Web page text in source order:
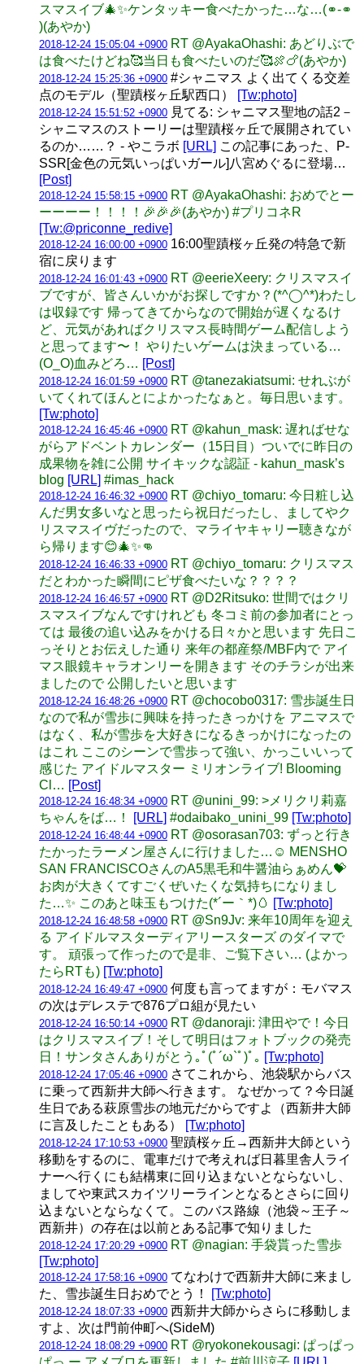
スマスイブ🎄✨ケンタッキー食べたかった…な…(⚭-⚭
)(あやか)
2018-12-24 15:05:04 +0900 RT @AyakaOhashi: あどりぶで
は食べたけどね🥰当日も食べたいのだ🥰🍖🍗(あやか)
2018-12-24 15:25:36 +0900 #シャニマス よく出てくる交差
点のモデル（聖蹟桜ヶ丘駅西口）
[Tw:photo]
2018-12-24 15:51:52 +0900 見てる: シャニマス聖地の話2－
シャニマスのストーリーは聖蹟桜ヶ丘で展開されてい
るのか……？ - やこラボ [URL] この記事にあった、P-
SSR[金色の元気いっぱいガール]八宮めぐるに登場…
[Post]
2018-12-24 15:58:15 +0900 RT @AyakaOhashi: おめでとー
ーーーー！！！！🎉🎉🎉(あやか) #プリコネR
[Tw:@priconne_redive]
2018-12-24 16:00:00 +0900 16:00聖蹟桜ヶ丘発の特急で新
宿に戻ります
2018-12-24 16:01:43 +0900 RT @eerieXeery: クリスマスイ
ブですが、皆さんいかがお探しですか？(*^◯^*)わたし
は収録です 帰ってきてからなので開始が遅くなるけ
ど、元気があればクリスマス長時間ゲーム配信しよう
と思ってます〜！ やりたいゲームは決まっている…
(O_O)血みどろ… [Post]
2018-12-24 16:01:59 +0900 RT @tanezakiatsumi: せれぶが
いてくれてほんとによかったなぁと。毎日思います。
[Tw:photo]
2018-12-24 16:45:46 +0900 RT @kahun_mask: 遅ればせな
がらアドベントカレンダー（15日目）ついでに昨日の
成果物を雑に公開 サイキックな認証 - kahun_mask’s
blog [URL] #imas_hack
2018-12-24 16:46:32 +0900 RT @chiyo_tomaru: 今日粧し込
んだ男女多いなと思ったら祝日だったし、ましてやク
リスマスイヴだったので、マライヤキャリー聴きなが
ら帰ります😊🎄✨👊
2018-12-24 16:46:33 +0900 RT @chiyo_tomaru: クリスマス
だとわかった瞬間にピザ食べたいな？？？？
2018-12-24 16:46:57 +0900 RT @D2Ritsuko: 世間ではクリ
スマスイブなんですけれども 冬コミ前の参加者にとっ
ては 最後の追い込みをかける日々かと思います 先日こ
っそりとお伝えした通り 来年の都産祭/MBF内で アイ
マス眼鏡キャラオンリーを開きます そのチラシが出来
ましたので 公開したいと思います
2018-12-24 16:48:26 +0900 RT @chocobo0317: 雪歩誕生日
なので私が雪歩に興味を持ったきっかけを アニマスで
はなく、私が雪歩を大好きになるきっかけになったの
はこれ ここのシーンで雪歩って強い、かっこいいって
感じた アイドルマスター ミリオンライブ! Blooming
Cl… [Post]
2018-12-24 16:48:34 +0900 RT @unini_99: >メリクリ莉嘉
ちゃんをば…！
[URL] #odaibako_unini_99 [Tw:photo]
2018-12-24 16:48:44 +0900 RT @osorasan703: ずっと行き
たかったラーメン屋さんに行けました…☺️ MENSHO
SAN FRANCISCOさんのA5黒毛和牛醤油らぁめん💝
お肉が大きくてすごくぜいたくな気持ちになりまし
た…✨ このあと味玉もつけた(*´ー｀*)🥚 [Tw:photo]
2018-12-24 16:48:58 +0900 RT @Sn9Jv: 来年10周年を迎え
る アイドルマスターディアリースターズ のダイマで
す。 頑張って作ったので是非、ご覧下さい… (よかっ
たらRTも) [Tw:photo]
2018-12-24 16:49:47 +0900 何度も言ってますが：モバマス
の次はデレステで876プロ組が見たい
2018-12-24 16:50:14 +0900 RT @danoraji: 津田やで！今日
はクリスマスイブ！そして明日はフォトブックの発売
日！サンタさんありがとう｡ﾟ(ﾟ´ω`ﾟ)ﾟ｡ [Tw:photo]
2018-12-24 17:05:46 +0900 さてこれから、池袋駅からバス
に乗って西新井大師へ行きます。 なぜかって？今日誕
生日である萩原雪歩の地元だからですよ（西新井大師
に言及したこともある）
[Tw:photo]
2018-12-24 17:10:53 +0900 聖蹟桜ヶ丘→西新井大師という
移動をするのに、電車だけで考えれば日暮里舎人ライ
ナーへ行くにも結構東に回り込まないとならないし、
ましてや東武スカイツリーラインとなるとさらに回り
込まないとならなくて。このバス路線（池袋～王子～
西新井）の存在は以前とある記事で知りました
2018-12-24 17:20:29 +0900 RT @nagian: 手袋貰った雪歩
[Tw:photo]
2018-12-24 17:58:16 +0900 てなわけで西新井大師に来まし
た、雪歩誕生日おめでとう！
[Tw:photo]
2018-12-24 18:07:33 +0900 西新井大師からさらに移動しま
すよ、次は門前仲町へ(SideM)
2018-12-24 18:08:29 +0900 RT @ryokonekousagi: ぱっぱっ